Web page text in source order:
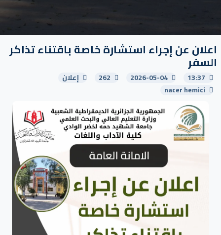
اعلان عن إجراء استشارة خاصة باقتناء تذاكر
السفر
13:37
2026-05-04
262
إعلان
nacer hemici